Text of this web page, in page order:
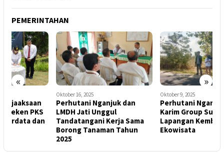
PEMERINTAHAN
« »
Perhutani Nganjuk dan
LMDH Jati Unggul
Tandatangani Kerja Sama
Borong Tanaman Tahun
Perhutani Nganjuk dan
Karim Group Survey
Lapangan Kembangkan
Ekowisata